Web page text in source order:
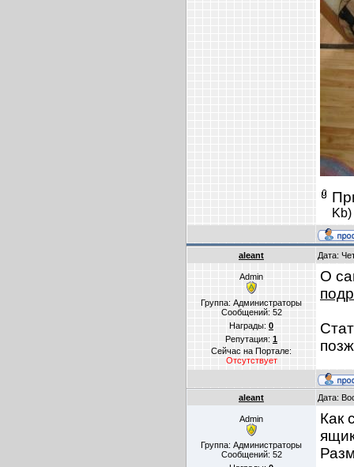
Kb)
aleant Дата:
Admin
Группа: Администраторы
Сообщений: 52
Награды: 0
Репутация: 1
Сейчас на Портале:
Отсутствует
О
aleant Дата:
Admin
Группа: Администраторы
Сообщений: 52
Как